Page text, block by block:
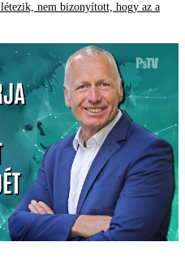
nem bizonyított, hogy az a